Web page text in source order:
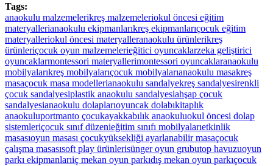
Tags:
anaokulu malzemelerikreş malzemeleriokul öncesi eğitim
materyallerianaokulu ekipmanlarıkreş ekipmanlarıçocuk eğitim
materyalleriokul öncesi materyalleranaokulu ürünlerikreş
ürünleriçocuk oyun malzemelerieğitici oyuncaklarzeka geliştirici
oyuncaklarmontessori materyallerimontessori oyuncaklaranaokulu
mobilyalarıkreş mobilyalarıçocuk mobilyalarıanaokulu masakreş
masaçocuk masa modellerianaokulu sandalyekreş sandalyesirenkli
çocuk sandalyesiplastik anaokulu sandalyesiahşap çocuk
sandalyesianaokulu dolaplarıoyuncak dolabıkitaplık
anaokuluportmanto çocukayakkabılık anaokuluokul öncesi dolap
sistemleriçocuk sınıf düzenieğitim sınıfı mobilyalarıetkinlik
masasıoyun masası çocukyüksekliği ayarlanabilir masaçocuk
çalışma masasısoft play ürünlerisünger oyun grubutop havuzuoyun
parkı ekipmanlarıiç mekan oyun parkıdış mekan oyun parkıçocuk